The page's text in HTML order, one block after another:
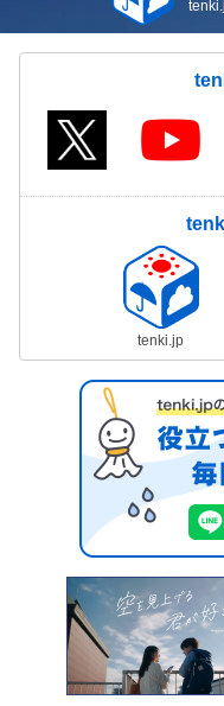
tenki.jp